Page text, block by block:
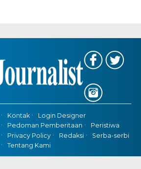
Kontak
Login Designer
Pedoman Pemberitaan
Peristiwa
Privacy Policy
Redaksi
Serba-serbi
Tentang Kami